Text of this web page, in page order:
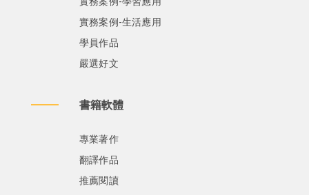
實務案例-生活應用
學員作品
嚴選好文
書籍軟體
專業著作
翻譯作品
推薦閱讀